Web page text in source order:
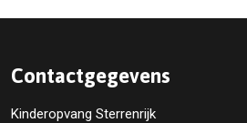
Contactgegevens
Kinderopvang Sterrenrijk